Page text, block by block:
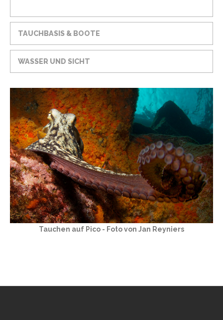
TAUCHBASIS & BOOTE
WASSER UND SICHT
Tauchen auf Pico - Foto von Jan Reyniers